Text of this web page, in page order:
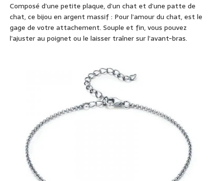
Composé d’une petite plaque, d’un chat et d’une patte de
chat, ce bijou en argent massif : Pour l’amour du chat, est le
gage de votre attachement. Souple et fin, vous pouvez
l’ajuster au poignet ou le laisser traîner sur l’avant-bras.